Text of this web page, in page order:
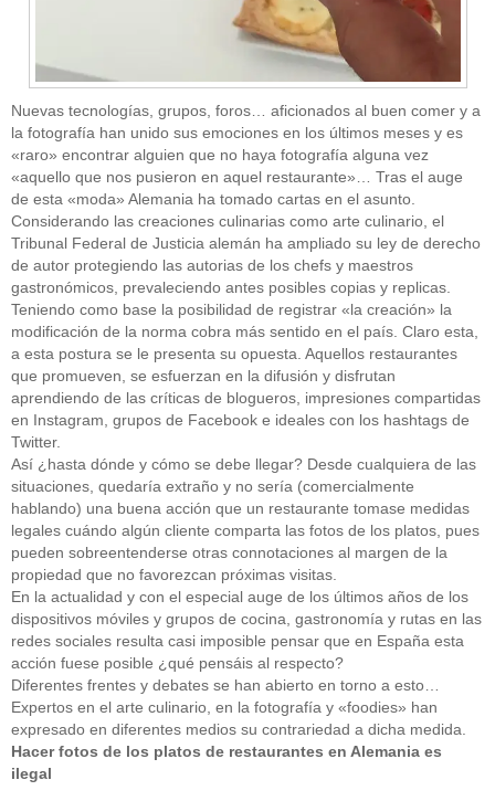
Nuevas tecnologías, grupos, foros… aficionados al buen comer y a
la fotografía han unido sus emociones en los últimos meses y es
«raro» encontrar alguien que no haya fotografía alguna vez
«aquello que nos pusieron en aquel restaurante»… Tras el auge
de esta «moda» Alemania ha tomado cartas en el asunto.
Considerando las creaciones culinarias como arte culinario, el
Tribunal Federal de Justicia alemán ha ampliado su ley de derecho
de autor protegiendo las autorias de los chefs y maestros
gastronómicos, prevaleciendo antes posibles copias y replicas.
Teniendo como base la posibilidad de registrar «la creación» la
modificación de la norma cobra más sentido en el país. Claro esta,
a esta postura se le presenta su opuesta. Aquellos restaurantes
que promueven, se esfuerzan en la difusión y disfrutan
aprendiendo de las críticas de blogueros, impresiones compartidas
en Instagram, grupos de Facebook e ideales con los hashtags de
Twitter.
Así ¿hasta dónde y cómo se debe llegar? Desde cualquiera de las
situaciones, quedaría extraño y no sería (comercialmente
hablando) una buena acción que un restaurante tomase medidas
legales cuándo algún cliente comparta las fotos de los platos, pues
pueden sobreentenderse otras connotaciones al margen de la
propiedad que no favorezcan próximas visitas.
En la actualidad y con el especial auge de los últimos años de los
dispositivos móviles y grupos de cocina, gastronomía y rutas en las
redes sociales resulta casi imposible pensar que en España esta
acción fuese posible ¿qué pensáis al respecto?
Diferentes frentes y debates se han abierto en torno a esto…
Expertos en el arte culinario, en la fotografía y «foodies» han
expresado en diferentes medios su contrariedad a dicha medida.
Hacer fotos de los platos de restaurantes en Alemania es
ilegal